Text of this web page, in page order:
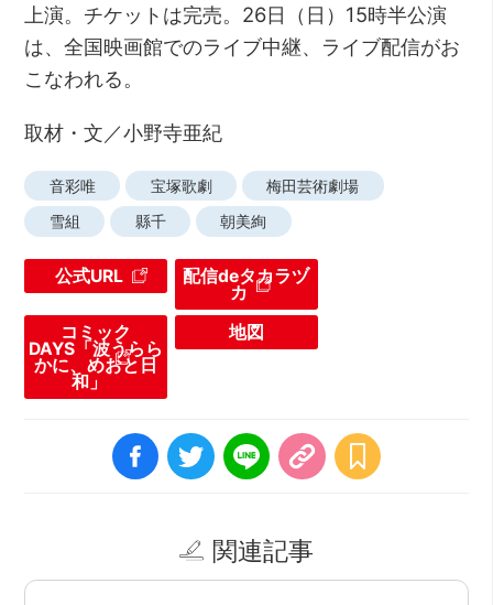
上演。チケットは完売。26日（日）15時半公演
は、全国映画館でのライブ中継、ライブ配信がお
こなわれる。
取材・文／小野寺亜紀
音彩唯 宝塚歌劇
梅田芸術劇場
雪組
縣千 朝美絢
公式URL 配信deタカラヅ
カ
コミック
DAYS「波うらら
かに、めおと日
和」
地図
関連記事